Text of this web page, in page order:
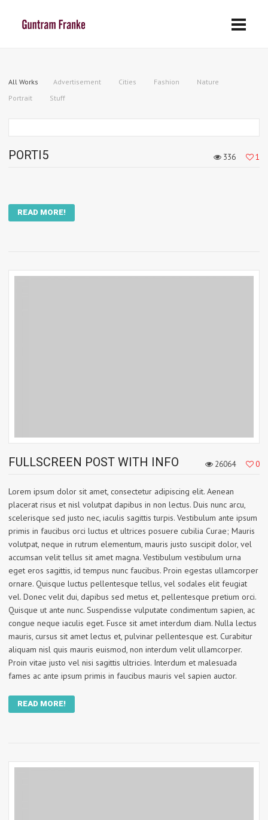
All Works Advertisement Cities Fashion
Nature
Portrait
Stuff
PORTI5 336 1
READ MORE!
FULLSCREEN POST WITH INFO 26064 0
Lorem ipsum dolor sit amet, consectetur adipiscing elit. Aenean
placerat risus et nisl volutpat dapibus in non lectus. Duis nunc arcu,
scelerisque sed justo nec, iaculis sagittis turpis. Vestibulum ante ipsum
primis in faucibus orci luctus et ultrices posuere cubilia Curae; Mauris
volutpat, neque in rutrum elementum, mauris justo suscipit dolor, vel
accumsan velit tellus sit amet magna. Vestibulum vestibulum urna
eget eros sagittis, id tempus nunc faucibus. Proin egestas ullamcorper
ornare. Quisque luctus pellentesque tellus, vel sodales elit feugiat
vel. Donec velit dui, dapibus sed metus et, pellentesque pretium orci.
Quisque ut ante nunc. Suspendisse vulputate condimentum sapien, ac
congue neque iaculis eget. Fusce sit amet interdum diam. Nulla lectus
mauris, cursus sit amet lectus et, pulvinar pellentesque est. Curabitur
aliquam nisl quis mauris euismod, non interdum velit ullamcorper.
Proin vitae justo vel nisi sagittis ultricies. Interdum et malesuada
fames ac ante ipsum primis in faucibus mauris vel sapien auctor.
READ MORE!